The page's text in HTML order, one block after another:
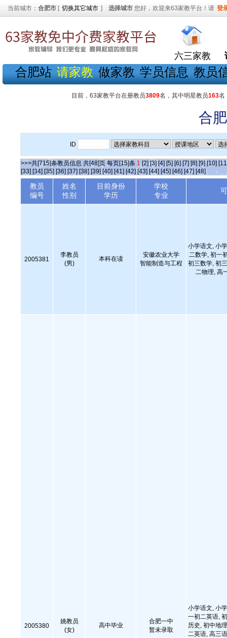
当前城市： 合肥市 [ 切换其它城市 ] 选择城市 您好，欢迎来63家教平台！请 登
六三家教
合肥站 请家教 做家教 学员信息 教员
目前，63家教平台在册教员3809名，其中明星教员163名
合
ID
>>>共[715]条教员信息 共[48]页 每页[15]条 1 [2] [3] [4] [5] [6] [7] [8] [9] [10]
[33] [34] [35] [36] [37] [38] [39] [40] [41] [42] [43] [44] [45] [46] [47] [48]
教员
编号
姓名
性别
目前身份
学历
学校
专业
2005381
李教员
(男)
本科在读
安徽农业大学
智能制造与工程
小学语文, 小
二数学, 初一
初三数学, 初
二物理, 高
2005380
姚教员
(女)
高中毕业
合肥一中
暂未录取
小学语文, 小
一初二英语,
历史, 初中地
二英语, 高三